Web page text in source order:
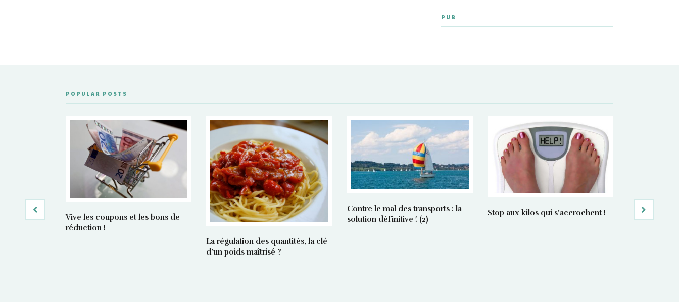
PUB
POPULAR POSTS
Vive les coupons et les bons de
réduction !
La régulation des quantités, la clé
d’un poids maîtrisé ?
Contre le mal des transports : la
solution définitive ! (2)
Stop aux kilos qui s’accrochent ! Manger bon